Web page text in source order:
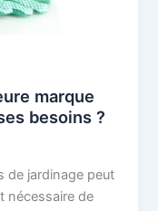
marque
besoins ?
de jardinage peut
nécessaire de